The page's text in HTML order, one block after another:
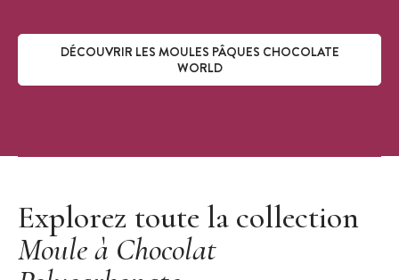
DÉCOUVRIR LES MOULES PÂQUES CHOCOLATE
WORLD
Explorez toute la collection
Moule à Chocolat